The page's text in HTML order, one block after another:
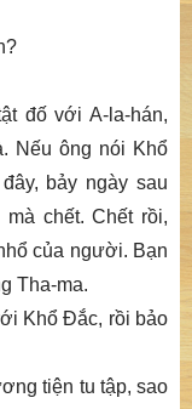
đố với A-la-hán,
Nếu ông nói Khổ
bảy ngày sau
chết. Chết rồi,
của người. Bạn
Tha-ma.
Khổ Đắc, rồi bảo
tiện tu tập, sao